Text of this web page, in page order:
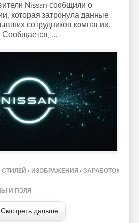
Nissan сообщили о
которая затронула данные
сотрудников компании.
Сообщается, …
/ ИЗОБРАЖЕНИЯ / ЗАРАБОТОК
И ПОЛЯ
Смотреть дальше